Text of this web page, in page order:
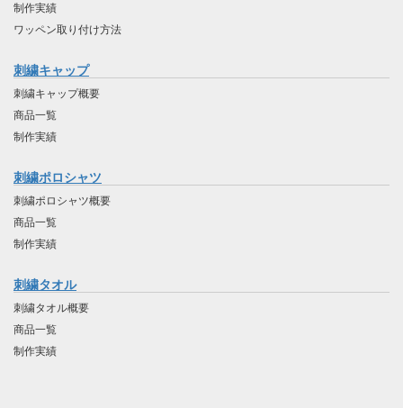
制作実績
ワッペン取り付け方法
刺繍キャップ
刺繍キャップ概要
商品一覧
制作実績
刺繍ポロシャツ
刺繍ポロシャツ概要
商品一覧
制作実績
刺繍タオル
刺繍タオル概要
商品一覧
制作実績